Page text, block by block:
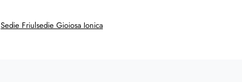
Sedie Friulsedie Gioiosa Ionica